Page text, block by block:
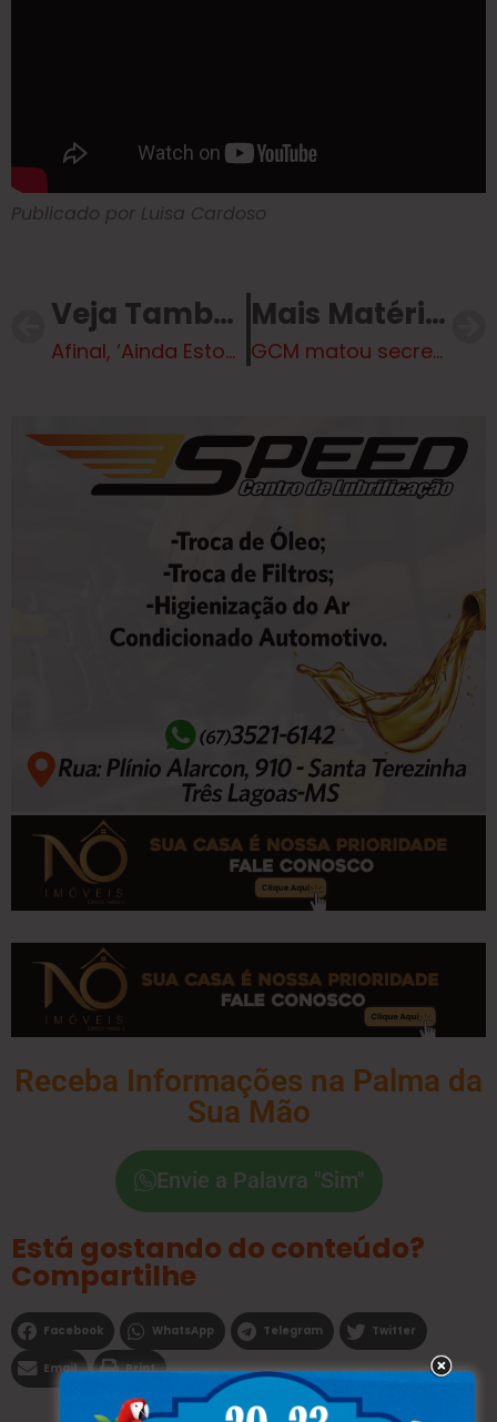
Publicado por Luisa Cardoso
Veja Também
Afinal, ‘Ainda Estou Aqui’ usou ou não dinheiro da Lei Rouanet?
Mais Matérias
GCM matou secretário ao saber que deixaria segurança da primeira-dama
Receba Informações na Palma da
Sua Mão
Envie a Palavra "Sim"
Está gostando do conteúdo?
Compartilhe
Facebook WhatsApp Telegram Twitter
Email Print